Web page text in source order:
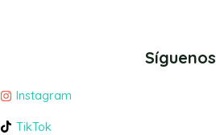
Síguenos
Instagram
TikTok